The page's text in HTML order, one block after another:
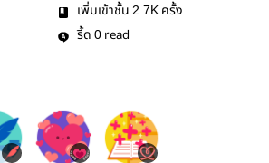
เพิ่มเข้าชั้น 2.7K ครั้ง
รี้ด 0 read